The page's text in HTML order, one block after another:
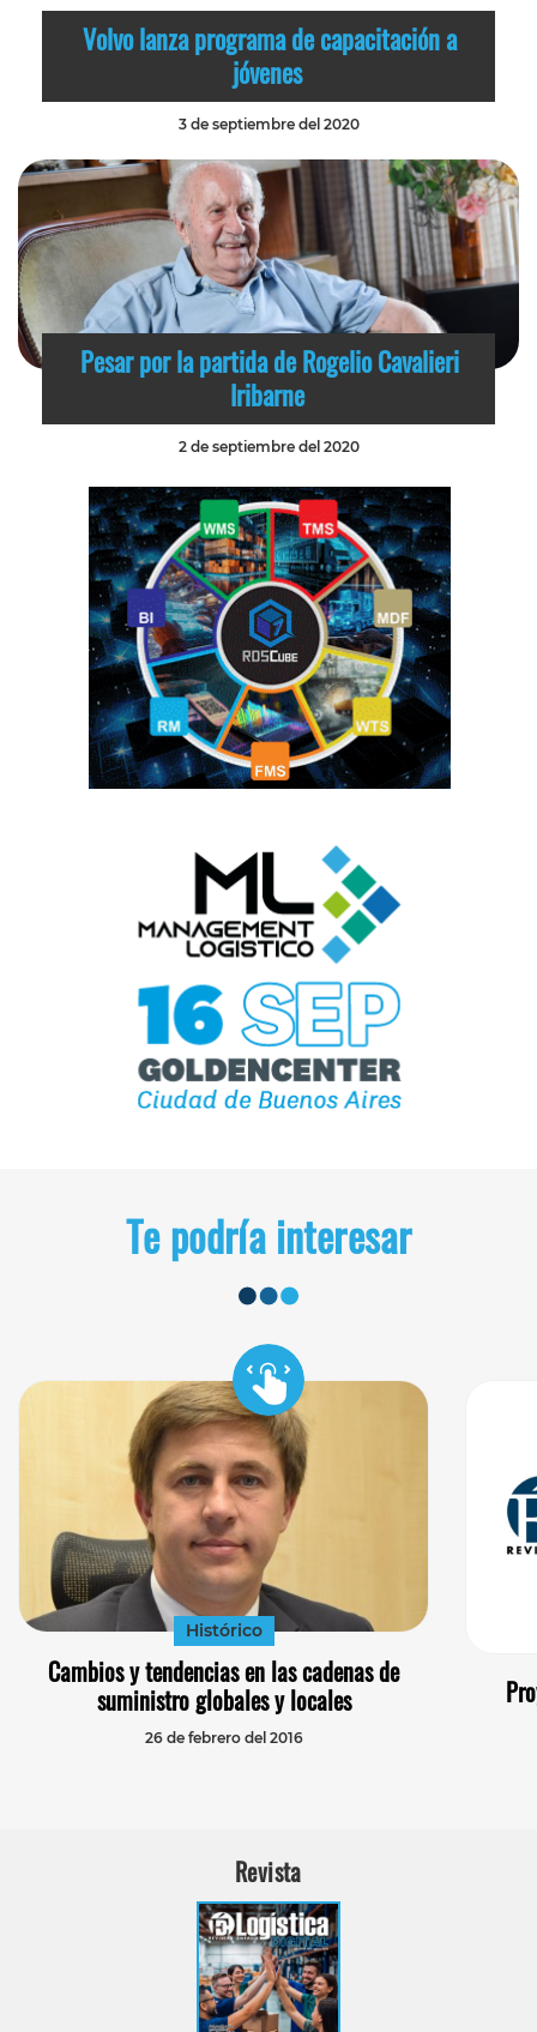
Volvo lanza programa de capacitación a
jóvenes
3 de septiembre del 2020
Pesar por la partida de Rogelio Cavalieri
Iribarne
2 de septiembre del 2020
Te podría interesar
Histórico
Cambios y tendencias en las cadenas de
suministro globales y locales
26 de febrero del 2016
Revista